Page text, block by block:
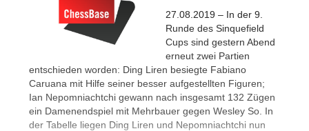
27.08.2019 – In der 9.
Runde des Sinquefield
Cups sind gestern Abend
erneut zwei Partien
entschieden worden: Ding Liren besiegte Fabiano
Caruana mit Hilfe seiner besser aufgestellten Figuren;
Ian Nepomniachtchi gewann nach insgesamt 132 Zügen
ein Damenendspiel mit Mehrbauer gegen Wesley So. In
der Tabelle liegen Ding Liren und Nepomniachtchi nun